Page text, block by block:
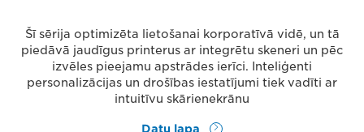
Šī sērija optimizēta lietošanai korporatīvā vidē, un tā
piedāvā jaudīgus printerus ar integrētu skeneri un pēc
izvēles pieejamu apstrādes ierīci. Inteliģenti
personalizācijas un drošības iestatījumi tiek vadīti ar
intuitīvu skārienekrānu
Datu lapa